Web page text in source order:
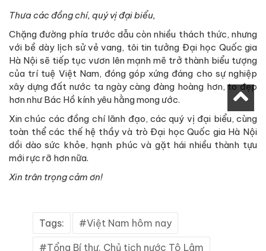
Thưa các đồng chí, quý vị đại biểu,
Chặng đường phía trước dẫu còn nhiều thách thức, nhưng
với bề dày lịch sử vẻ vang, tôi tin tưởng Đại học Quốc gia
Hà Nội sẽ tiếp tục vươn lên mạnh mẽ trở thành biểu tượng
của trí tuệ Việt Nam, đóng góp xứng đáng cho sự nghiệp
xây dựng đất nước ta ngày càng đàng hoàng hơn, to đẹp
hơn như Bác Hồ kính yêu hằng mong ước.
Xin chúc các đồng chí lãnh đạo, các quý vị đại biểu, cùng
toàn thể các thế hệ thầy và trò Đại học Quốc gia Hà Nội
dồi dào sức khỏe, hạnh phúc và gặt hái nhiều thành tựu
mới rực rỡ hơn nữa.
Xin trân trọng cảm ơn!
Tags: Việt Nam hôm nay
Tổng Bí thư, Chủ tịch nước Tô Lâm